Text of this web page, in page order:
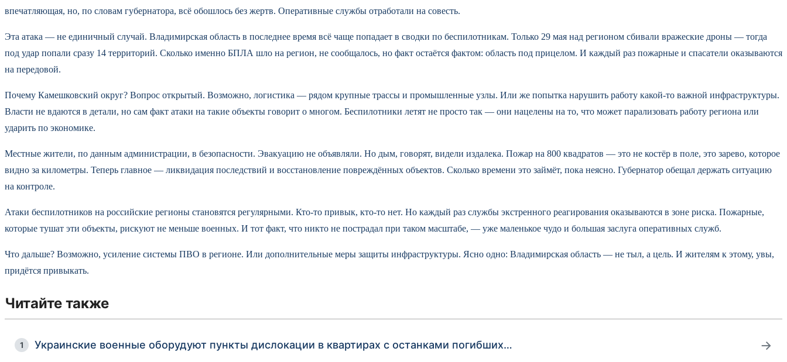
впечатляющая, но, по словам губернатора, всё обошлось без жертв. Оперативные службы отработали на совесть.
Эта атака — не единичный случай. Владимирская область в последнее время всё чаще попадает в сводки по беспилотникам. Только 29 мая над регионом сбивали вражеские дроны — тогда
под удар попали сразу 14 территорий. Сколько именно БПЛА шло на регион, не сообщалось, но факт остаётся фактом: область под прицелом. И каждый раз пожарные и спасатели оказываются
на передовой.
Почему Камешковский округ? Вопрос открытый. Возможно, логистика — рядом крупные трассы и промышленные узлы. Или же попытка нарушить работу какой-то важной инфраструктуры.
Власти не вдаются в детали, но сам факт атаки на такие объекты говорит о многом. Беспилотники летят не просто так — они нацелены на то, что может парализовать работу региона или
ударить по экономике.
Местные жители, по данным администрации, в безопасности. Эвакуацию не объявляли. Но дым, говорят, видели издалека. Пожар на 800 квадратов — это не костёр в поле, это зарево, которое
видно за километры. Теперь главное — ликвидация последствий и восстановление повреждённых объектов. Сколько времени это займёт, пока неясно. Губернатор обещал держать ситуацию
на контроле.
Атаки беспилотников на российские регионы становятся регулярными. Кто-то привык, кто-то нет. Но каждый раз службы экстренного реагирования оказываются в зоне риска. Пожарные,
которые тушат эти объекты, рискуют не меньше военных. И тот факт, что никто не пострадал при таком масштабе, — уже маленькое чудо и большая заслуга оперативных служб.
Что дальше? Возможно, усиление системы ПВО в регионе. Или дополнительные меры защиты инфраструктуры. Ясно одно: Владимирская область — не тыл, а цель. И жителям к этому, увы,
придётся привыкать.
Читайте также
1 Украинские военные оборудуют пункты дислокации в квартирах с останками погибших… →